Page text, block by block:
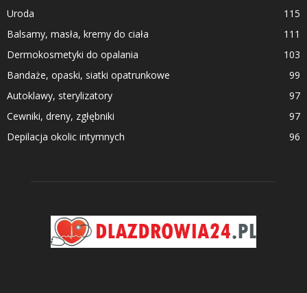
Uroda
115
Balsamy, masła, kremy do ciała
111
Dermokosmetyki do opalania
103
Bandaże, opaski, siatki opatrunkowe
99
Autoklawy, sterylizatory
97
Cewniki, dreny, zgłębniki
97
Depilacja okolic intymnych
96